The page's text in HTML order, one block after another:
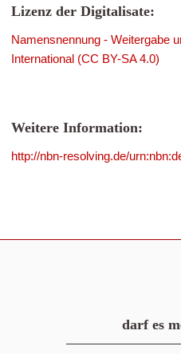
Lizenz der Digitalisate:
Namensnennung - Weitergabe
International (CC BY-SA 4.0)
Weitere Information:
http://nbn-resolving.de/
darf es